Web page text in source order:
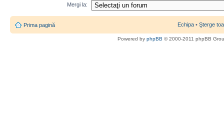
Mergi la:
Prima pagină Echipa • Şterge
Powered by phpBB © 2000-2011 phpBB